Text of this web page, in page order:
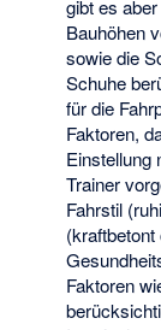
gibt es
Bauhöhen
sowie die
Schuhe
für die
Faktoren,
Einstellung
Trainer
Fahrstil
Faktoren